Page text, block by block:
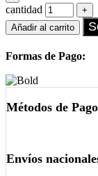
cantidad
Añadir al carrito
Formas de Pago:
Métodos de Pago
Envíos